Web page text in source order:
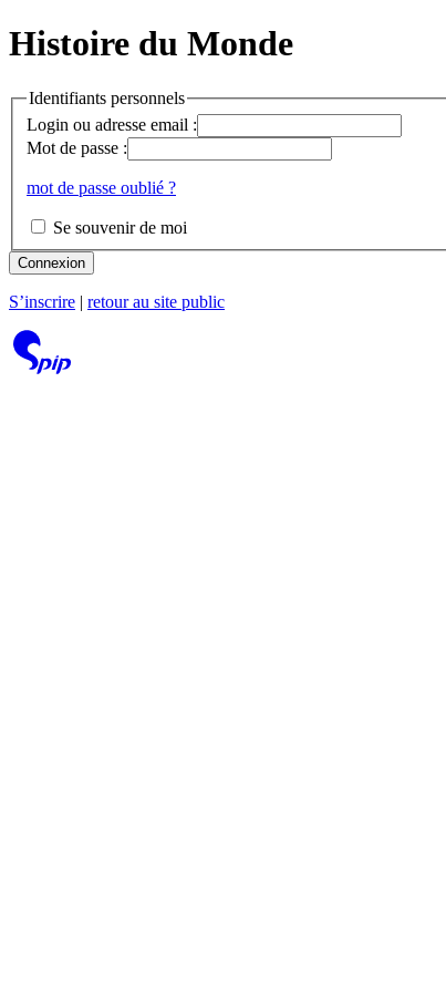
Histoire du Monde
Identifiants personnels
Login ou adresse email :
Mot de passe :
mot de passe oublié ?
Se souvenir de moi
Connexion
S’inscrire retour au site public